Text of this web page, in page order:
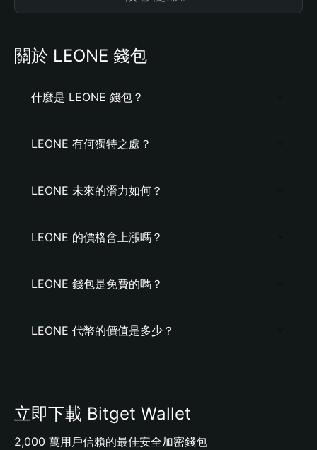
關於 LEONE 錢包
什麼是 LEONE 錢包？
LEONE 有何獨特之處？
LEONE 未來的潛力如何？
LEONE 的價格會上漲嗎？
LEONE 錢包是免費的嗎？
LEONE 代幣的價值是多少？
立即下載 Bitget Wallet
2,000 萬用戶信賴的最佳安全加密錢包